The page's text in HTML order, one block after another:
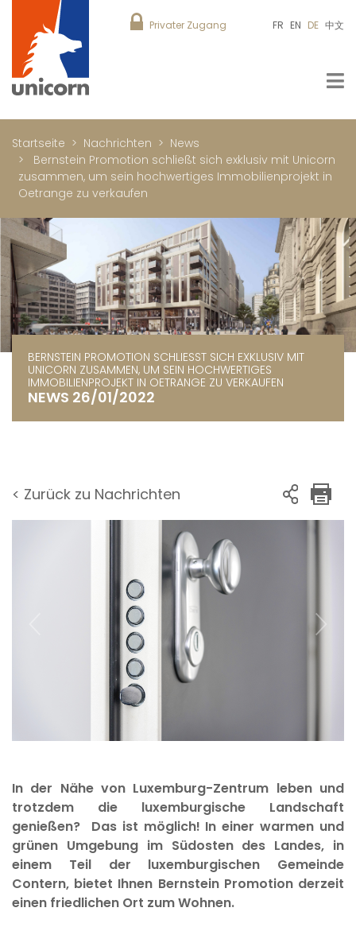
Privater Zugang FR EN DE 中文
Startseite Nachrichten
News
Bernstein Promotion schließt sich exklusiv mit Unicorn
zusammen, um sein hochwertiges Immobilienprojekt in
Oetrange zu verkaufen
BERNSTEIN PROMOTION SCHLIESST SICH EXKLUSIV MIT U
NICORN ZUSAMMEN, UM SEIN HOCHWERTIGES I
MMOBILIENPROJEKT IN OETRANGE ZU VERKAUFEN
NEWS 26/01/2022
< Zurück zu Nachrichten
In der Nähe von Luxemburg-Zentrum leben und
trotzdem die luxemburgische Landschaft
genießen? Das ist möglich! In einer warmen und
grünen Umgebung im Südosten des Landes, in
einem Teil der luxemburgischen Gemeinde
Contern, bietet Ihnen Bernstein Promotion derzeit
einen friedlichen Ort zum Wohnen.